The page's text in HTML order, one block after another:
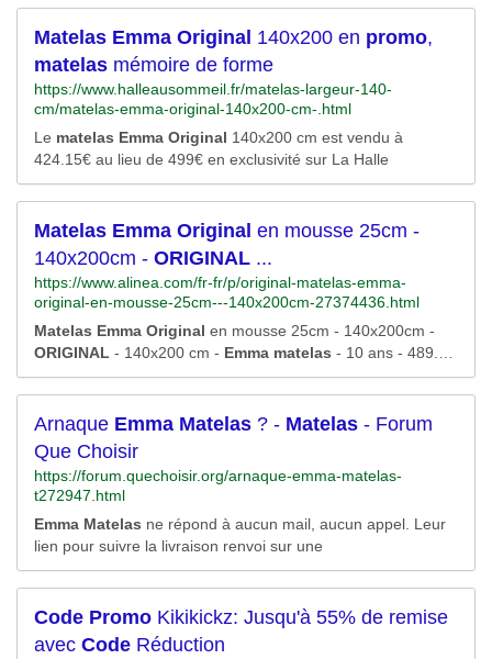
HVyZSUyNnV0bV90ZXJtJTNkbWF0ZWxhcyUyNnV0bV9jb25
0ZW50JTNkTDMlMjUyMCUyNTdDJTI1MjAyNjk2JTI1MjAlMj
mllcyklMjUyMCUyNTdDJTI1MjBNYXR0cmVzc2Vz%26rlid%3
d847b62e2c5bb122628a400bd01a03f75/RK=2/RS=WJ0MWt
G9w5MVegGx3oPXz3RzQFM-
Pour moins de 20€, vous pouvez retrouver vos cadeaux
personnalisés préférés tels que nos verres gravés comme le
verre à bière...
Matelas Emma Original 140x200 en promo,
matelas mémoire de forme
https://www.halleausommeil.fr/matelas-largeur-140-
cm/matelas-emma-original-140x200-cm-.html
Le matelas Emma Original 140x200 cm est vendu à
424.15€ au lieu de 499€ en exclusivité sur La Halle
Matelas Emma Original en mousse 25cm -
140x200cm - ORIGINAL ...
https://www.alinea.com/fr-fr/p/original-matelas-emma-
original-en-mousse-25cm---140x200cm-27374436.html
Matelas Emma Original en mousse 25cm - 140x200cm -
ORIGINAL - 140x200 cm - Emma matelas - 10 ans - 489.00
EUR -Matelasle plus vendu depuis 2020 alinea
Arnaque Emma Matelas ? - Matelas - Forum
Que Choisir
https://forum.quechoisir.org/arnaque-emma-matelas-
t272947.html
Emma Matelas ne répond à aucun mail, aucun appel. Leur
lien pour suivre la livraison renvoi sur une
Code Promo Kikikickz: Jusqu'à 55% de remise
avec Code Réduction